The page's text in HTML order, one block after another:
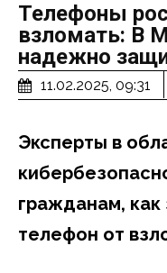
Телефоны
взломать: В
надежно
11.02.2025, 09:31
Эксперты в
гражданам,
телефон от